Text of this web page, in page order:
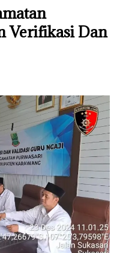
Verifikasi Dan